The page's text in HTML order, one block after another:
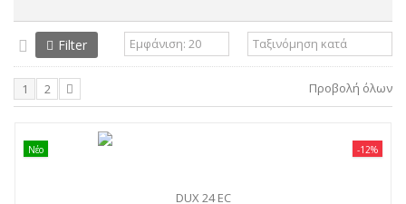
Filter
Προβολή όλων
1 2
-12%
Νέο
DUX 24 EC